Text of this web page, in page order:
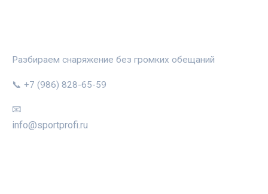
Разбираем снаряжение без громких обещаний
📞 +7 (986) 828-65-59
📧
info@sportprofi.ru